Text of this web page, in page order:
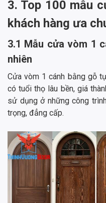
3. Top 100 mẫu
khách hàng ưa
3.1 Mẫu cửa vòm 1
nhiên
Cửa vòm 1 cánh bằng gỗ
có tuổi thọ lâu bền, giá
sử dụng ở những công
trọng, đẳng cấp.